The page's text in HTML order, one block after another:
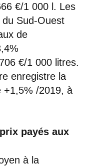
€/1 000 l. Les
Sud-Ouest
de
€/1 000 litres.
enregistre la
+1,5% /2019, à
payés aux
à la